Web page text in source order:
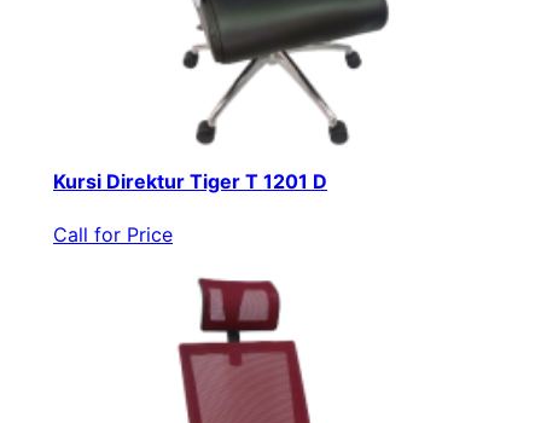
Kursi Direktur Tiger T 1201 D
Call for Price